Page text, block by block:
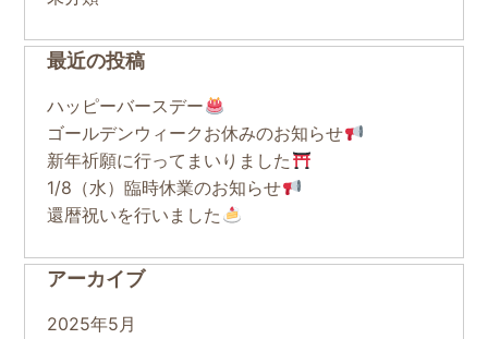
最近の投稿
ハッピーバースデー
ゴールデンウィークお休みのお知らせ
新年祈願に行ってまいりました
1/8（水）臨時休業のお知らせ
還暦祝いを行いました
アーカイブ
2025年5月